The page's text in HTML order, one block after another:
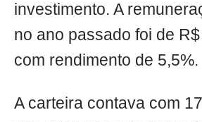
investimento. A
no ano passado foi de
com rendimento de 5,5%.
A carteira contava com